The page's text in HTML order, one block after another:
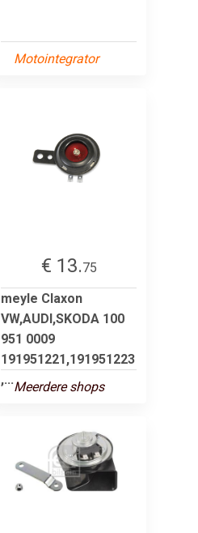
Motointegrator
€ 13.75
meyle Claxon
VW,AUDI,SKODA 100
951 0009
191951221,191951223
,...Meerdere shops